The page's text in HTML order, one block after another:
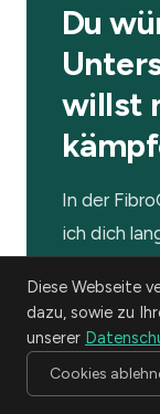
Du
willst
In der
ich dich
Zugang zu
regelmäßig
Webinaren
Diese Webseite
dazu, sowie zu
unserer
Cookies